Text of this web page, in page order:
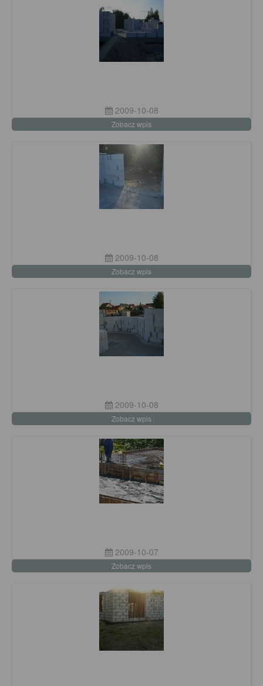
2009-10-08
Zobacz wpis
2009-10-08
Zobacz wpis
2009-10-08
Zobacz wpis
2009-10-07
Zobacz wpis